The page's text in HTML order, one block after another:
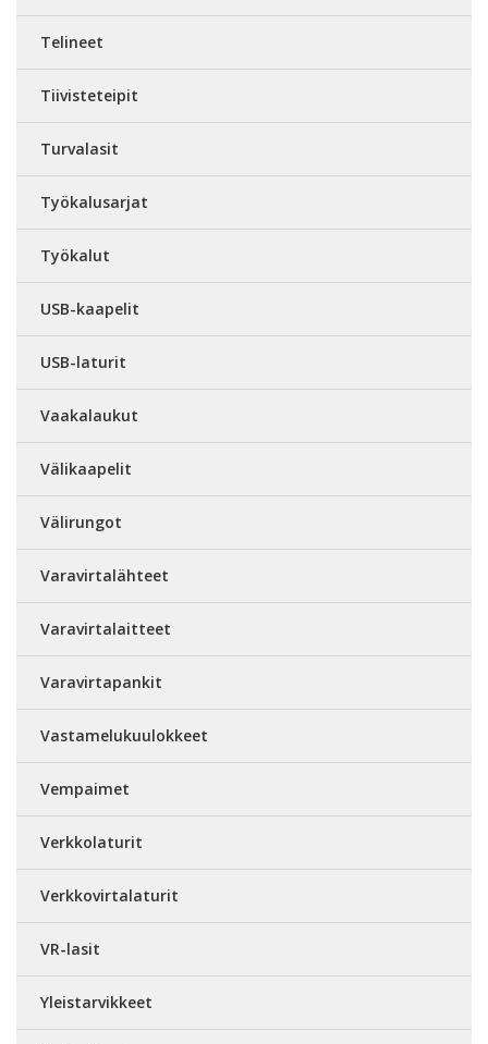
Telineet
Tiivisteteipit
Turvalasit
Työkalusarjat
Työkalut
USB-kaapelit
USB-laturit
Vaakalaukut
Välikaapelit
Välirungot
Varavirtalähteet
Varavirtalaitteet
Varavirtapankit
Vastamelukuulokkeet
Vempaimet
Verkkolaturit
Verkkovirtalaturit
VR-lasit
Yleistarvikkeet